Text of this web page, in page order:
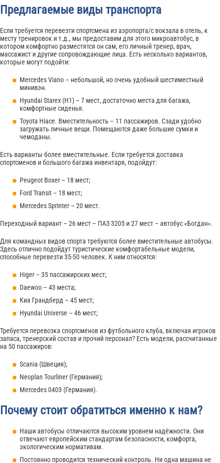
Предлагаемые виды транспорта
Если требуется перевезти спортсмена из аэропорта/с вокзала в отель, к
месту тренировок и т.д., мы предоставим для этого микроавтобус, в
котором комфортно разместятся он сам, его личный тренер, врач,
массажист и другие сопровождающие лица. Есть несколько вариантов,
которые могут подойти:
Mercedes Viano – небольшой, но очень удобный шестиместный
минивэн.
Hyundai Starex (H1) – 7 мест, достаточно места для багажа,
комфортные сиденья.
Toyota Hiace. Вместительность – 11 пассажиров. Сзади удобно
загружать личные вещи. Помещаются даже большие сумки и
чемоданы.
Есть варианты более вместительные. Если требуется доставка
спортсменов и большого багажа инвентаря, подойдут:
Peugeot Boxer – 18 мест;
Ford Transit – 18 мест;
Mercedes Sprinter – 20 мест.
Переходный вариант – 26 мест – ПАЗ 3205 и 27 мест – автобус «Богдан».
Для командных видов спорта требуются более вместительные автобусы.
Здесь отлично подойдут туристические комфортабельные модели,
способные перевезти 35-50 человек. К ним относятся:
Higer – 35 пассажирских мест;
Daewoo – 43 места;
Киа Грандберд – 45 мест;
Hyundai Universe – 46 мест;
Требуется перевозка спортсменов из футбольного клуба, включая игроков
запаса, тренерский состав и прочий персонал? Есть модели, рассчитанные
на 50 пассажиров:
Scania (Швеция);
Neoplan Tourliner (Германия);
Mercedes 0403 (Германия).
Почему стоит обратиться именно к нам?
Наши автобусы отличаются высоким уровнем надёжности. Они
отвечают европейским стандартам безопасности, комфорта,
экологическим нормативам.
Постоянно проводится технический контроль. Ни одна машина не